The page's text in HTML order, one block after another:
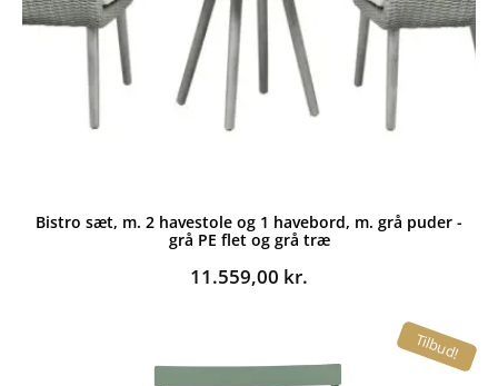
Bistro sæt, m. 2 havestole og 1 havebord, m. grå puder -
grå PE flet og grå træ
11.559,00 kr.
Tilbud!